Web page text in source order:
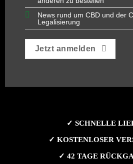
News rund um CBD und der
Legalisierung
Jetzt anmelden
✓ SCHNELLE
✓ KOSTENLOSER
✓ 42 TAGE